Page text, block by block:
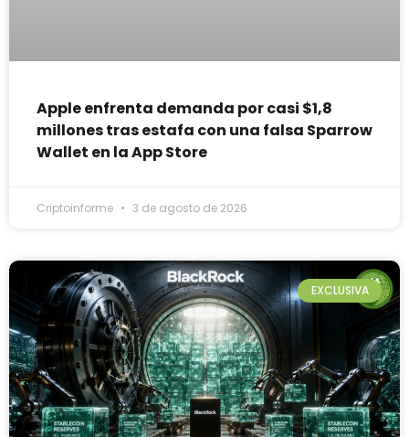
Apple enfrenta demanda por casi $1,8
millones tras estafa con una falsa Sparrow
Wallet en la App Store
Criptoinforme 3 de agosto de 2026
EXCLUSIVA